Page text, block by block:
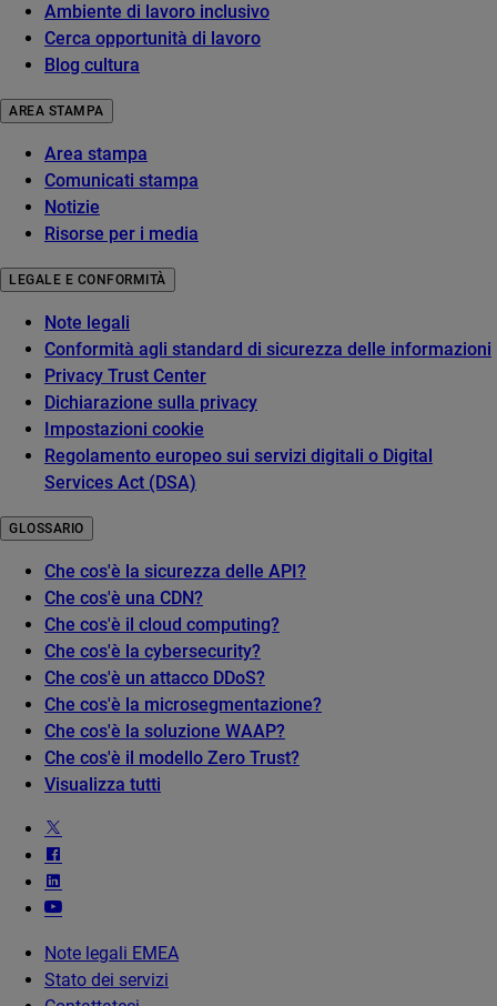
Ambiente di lavoro inclusivo
Cerca opportunità di lavoro
Blog cultura
AREA STAMPA
Area stampa
Comunicati stampa
Notizie
Risorse per i media
LEGALE E CONFORMITÀ
Note legali
Conformità agli standard di sicurezza delle informazioni
Privacy Trust Center
Dichiarazione sulla privacy
Impostazioni cookie
Regolamento europeo sui servizi digitali o Digital
Services Act (DSA)
GLOSSARIO
Che cos'è la sicurezza delle API?
Che cos'è una CDN?
Che cos'è il cloud computing?
Che cos'è la cybersecurity?
Che cos'è un attacco DDoS?
Che cos'è la microsegmentazione?
Che cos'è la soluzione WAAP?
Che cos'è il modello Zero Trust?
Visualizza tutti
Note legali EMEA
Stato dei servizi